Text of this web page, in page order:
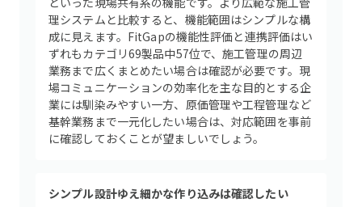
理システムと比較すると、機能範囲はシンプルな構
成に見えます。FitGapの機能性評価と連携評価はい
ずれもカテゴリ69製品中57位で、施工管理の周辺
業務まで広くまとめたい場合は確認が必要です。現
場コミュニケーションの効率化を主な目的とする企
業には馴染みやすい一方、原価管理や工程管理など
基幹業務まで一元化したい場合は、対応範囲を事前
に確認しておくことが望ましいでしょう。
シンプル設計ゆえ細かな作り込みは確認したい